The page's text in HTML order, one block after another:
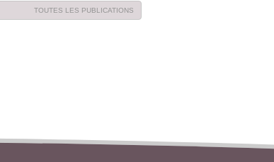
TOUTES LES PUBLICATIONS